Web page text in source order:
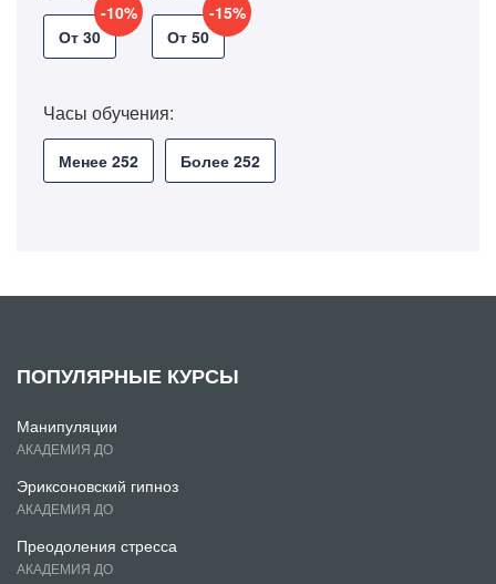
От 30
-10%
От 50
-15%
Часы обучения:
Менее 252 Более 252
ПОПУЛЯРНЫЕ КУРСЫ
Манипуляции
АКАДЕМИЯ ДО
Эриксоновский гипноз
АКАДЕМИЯ ДО
Преодоления стресса
АКАДЕМИЯ ДО